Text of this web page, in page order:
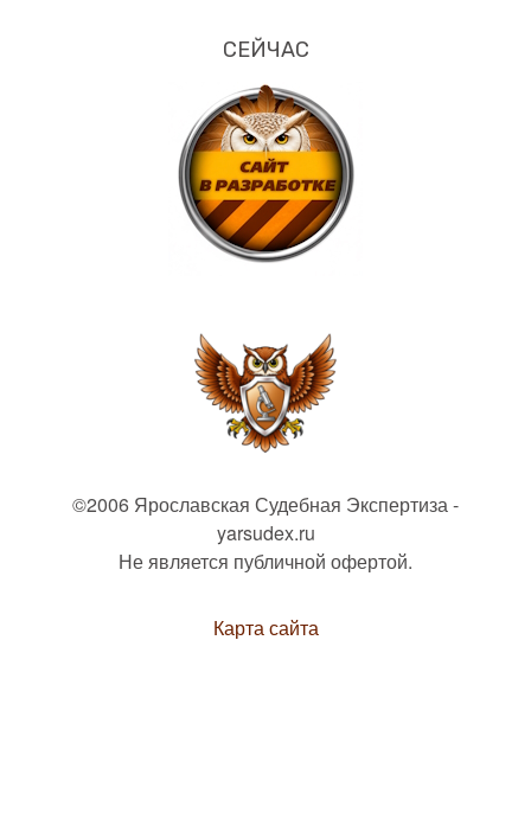
СЕЙЧАС
©2006 Ярославская Судебная Экспертиза -
yarsudex.ru
Не является публичной офертой.
Карта сайта